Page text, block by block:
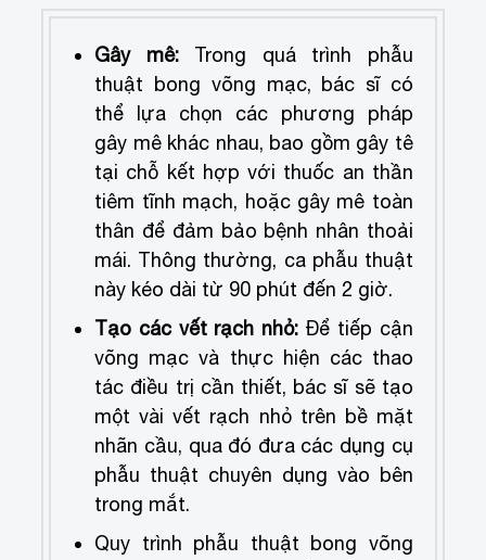
Gây mê:
Trong quá trình phẫu
thuật bong võng mạc, bác sĩ có
thể lựa chọn các phương pháp
gây mê khác nhau, bao gồm gây tê
tại chỗ kết hợp với thuốc an thần
tiêm tĩnh mạch, hoặc gây mê toàn
thân để đảm bảo bệnh nhân thoải
mái. Thông thường, ca phẫu thuật
này kéo dài từ 90 phút đến 2 giờ.
Tạo các vết rạch nhỏ: Để tiếp cận
võng mạc và thực hiện các thao
tác điều trị cần thiết, bác sĩ sẽ tạo
một vài vết rạch nhỏ trên bề mặt
nhãn cầu, qua đó đưa các dụng cụ
phẫu thuật chuyên dụng vào bên
trong mắt.
Quy trình phẫu thuật bong võng